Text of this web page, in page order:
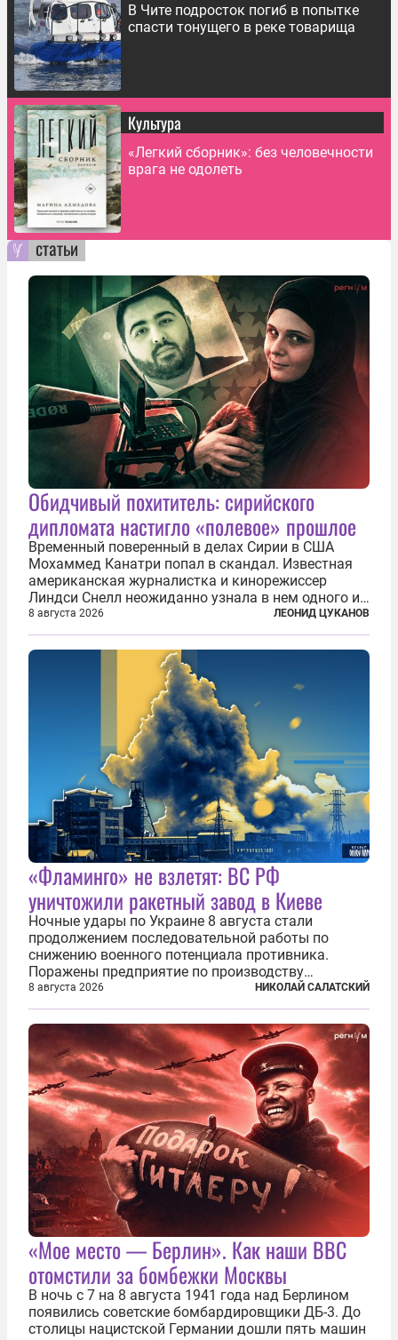
В Чите подросток погиб в попытке
спасти тонущего в реке товарища
Культура
«Легкий сборник»: без человечности
врага не одолеть
статьи
Обидчивый похититель: сирийского
дипломата настигло «полевое» прошлое
Временный поверенный в делах Сирии в США
Мохаммед Канатри попал в скандал. Известная
американская журналистка и кинорежиссер
Линдси Снелл неожиданно узнала в нем одного из
бандитов, похитивших ее в сирийском Алеппо в
2016 году. Журналистка убеждена, что Канатри, в
то время известный под подпольным...
8 августа 2026 ЛЕОНИД ЦУКАНОВ
«Фламинго» не взлетят: ВС РФ
уничтожили ракетный завод в Киеве
Ночные удары по Украине 8 августа стали
продолжением последовательной работы по
снижению военного потенциала противника.
Поражены предприятие по производству
крылатых ракет, крупный склад топлива и два
сухогруза с военными грузами. Дополнительно
нанесены удары по объектам в ряде городов. В
Киеве...
8 августа 2026 НИКОЛАЙ САЛАТСКИЙ
«Мое место — Берлин». Как наши ВВС
отомстили за бомбежки Москвы
В ночь с 7 на 8 августа 1941 года над Берлином
появились советские бомбардировщики ДБ-3. До
столицы нацистской Германии дошли пять машин